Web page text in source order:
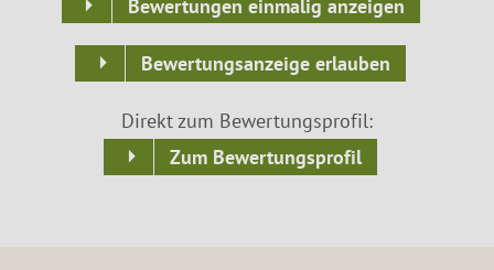
Bewertungen einmalig anzeigen
Bewertungsanzeige erlauben
Direkt zum Bewertungsprofil:
Zum Bewertungsprofil